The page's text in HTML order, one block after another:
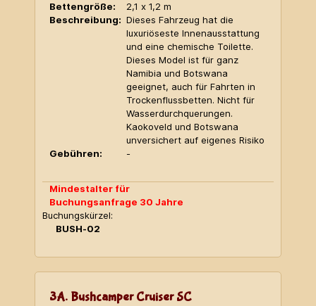
Bettengröße:
2,1 x 1,2 m
Beschreibung: Dieses Fahrzeug hat die
luxuriöseste Innenausstattung
und eine chemische Toilette.
Dieses Model ist für ganz
Namibia und Botswana
geeignet, auch für Fahrten in
Trockenflussbetten. Nicht für
Wasserdurchquerungen.
Kaokoveld und Botswana
unversichert auf eigenes Risiko
Gebühren:
-
Mindestalter für
Buchungsanfrage 30 Jahre
Buchungskürzel:
BUSH-02
3A. Bushcamper Cruiser SC